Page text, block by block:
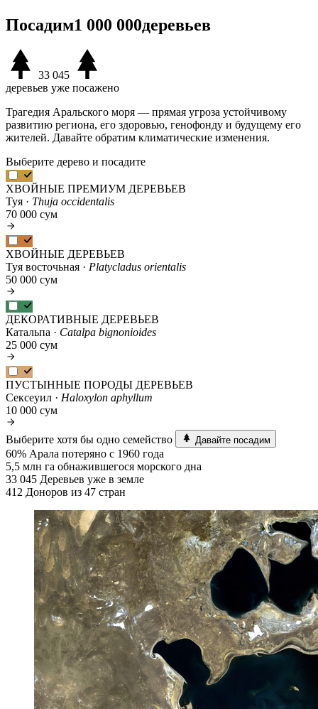
Посадим1 000 000деревьев
33 045
деревьев уже посажено
Трагедия Аральского моря — прямая угроза устойчивому
развитию региона, его здоровью, генофонду и будущему его
жителей. Давайте обратим климатические изменения.
Выберите дерево и посадите
ХВОЙНЫЕ ПРЕМИУМ ДЕРЕВЬЕВ
Туя · Thuja occidentalis
70 000 сум
ХВОЙНЫЕ ДЕРЕВЬЕВ
Туя восточьная · Platycladus orientalis
50 000 сум
ДЕКОРАТИВНЫЕ ДЕРЕВЬЕВ
Катальпа · Catalpa bignonioides
25 000 сум
ПУСТЫННЫЕ ПОРОДЫ ДЕРЕВЬЕВ
Сексеуил · Haloxylon aphyllum
10 000 сум
Выберите хотя бы одно семейство Давайте посадим
60% Арала потеряно с 1960 года
5,5 млн га обнажившегося морского дна
33 045 Деревьев уже в земле
412 Доноров из 47 стран